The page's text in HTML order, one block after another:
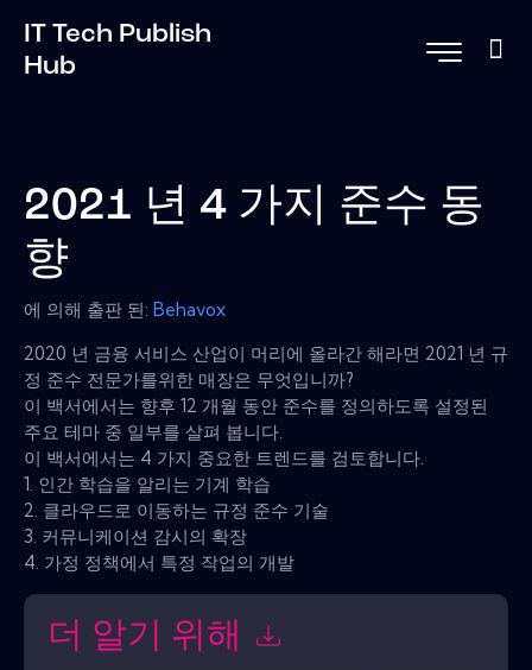
IT Tech Publish
Hub
2021 년 4 가지 준수 동
향
에 의해 출판 된: Behavox
2020 년 금융 서비스 산업이 머리에 올라간 해라면 2021 년 규
정 준수 전문가를위한 매장은 무엇입니까?
이 백서에서는 향후 12 개월 동안 준수를 정의하도록 설정된
주요 테마 중 일부를 살펴 봅니다.
이 백서에서는 4 가지 중요한 트렌드를 검토합니다.
1. 인간 학습을 알리는 기계 학습
2. 클라우드로 이동하는 규정 준수 기술
3. 커뮤니케이션 감시의 확장
4. 가정 정책에서 특정 작업의 개발
더 알기 위해